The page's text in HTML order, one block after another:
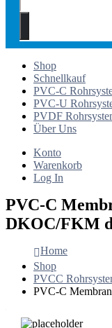
Shop
Schnellkauf
PVC-C
PVC-U
PVDF
Über Uns
Konto
Warenkorb
Log In
PVC-C
DKOC/FKM
Home
Shop
PVCC
PVC-C